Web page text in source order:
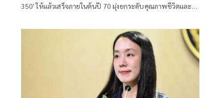
350' ให้แล้วเสร็จภายในต้นปี 70 มุ่งยกระดับคุณภาพชีวิตและ